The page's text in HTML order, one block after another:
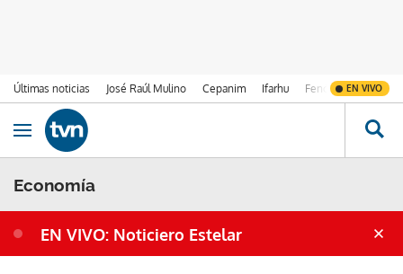
Últimas noticias José Raúl Mulino Cepanim Ifarhu Fenómeno de El
EN VIVO
Ir al contenido
Obrir navegació
Economía
EN VIVO: Noticiero Estelar